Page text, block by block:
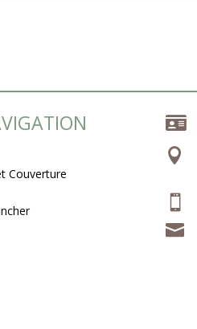
Couverture



